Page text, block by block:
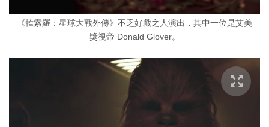
《韓索羅：星球大戰外傳》不乏好戲之人演出，其中一位是艾美
獎視帝 Donald Glover。